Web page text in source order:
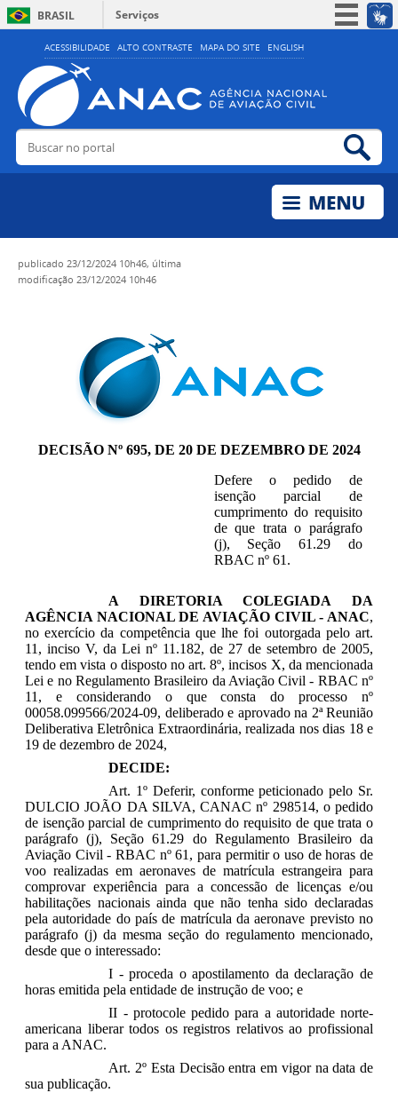
ACESSIBILIDADE ALTO CONTRASTE MAPA DO SITE ENGLISH
BRASIL
Serviços
Simplifique!
Acesso à informação
Legislação
Buscar no portal
publicado 23/12/2024 10h46, última
modificação 23/12/2024 10h46
DECISÃO Nº 695, DE 20 DE DEZEMBRO DE 2024
Defere o pedido de
isenção parcial de
cumprimento do requisito
de que trata o parágrafo
(j), Seção 61.29do
RBAC nº 61.
A DIRETORIA COLEGIADA DA
AGÊNCIA NACIONAL DE AVIAÇÃO CIVIL - ANAC,
no exercício da competência que lhe foi outorgada pelo art.
11, inciso V, da Lei nº 11.182, de 27 de setembro de 2005,
tendo em vista o disposto no art. 8º, incisos X, da mencionada
Lei e no Regulamento Brasileiro da Aviação Civil - RBAC nº
11, e considerando o que consta do processo nº
00058.099566/2024-09, deliberado e aprovado na 2ª Reunião
Deliberativa Eletrônica Extraordinária, realizada nos dias 18 e
19 de dezembro de 2024,
DECIDE:
Art. 1º Deferir, conforme peticionado pelo Sr.
DULCIO JOÃO DA SILVA, CANAC nº 298514, o pedido
de isenção parcial de cumprimento do requisito de que trata o
parágrafo (j), Seção 61.29 do Regulamento Brasileiro da
Aviação Civil - RBAC nº 61, para permitir o uso de horas de
voo realizadas em aeronaves de matrícula estrangeira para
comprovar experiência para a concessão de licenças e/ou
habilitações nacionais ainda que não tenha sido declaradas
pela autoridade do país de matrícula da aeronave previsto no
parágrafo (j) da mesma seção do regulamento mencionado,
desde que o interessado:
I - proceda o apostilamento da declaração de
horas emitida pela entidade de instrução de voo; e
II - protocole pedido para a autoridade norte-
americana liberar todos os registros relativos ao profissional
para a ANAC.
Art. 2º Esta Decisão entra em vigor na data de
sua publicação.